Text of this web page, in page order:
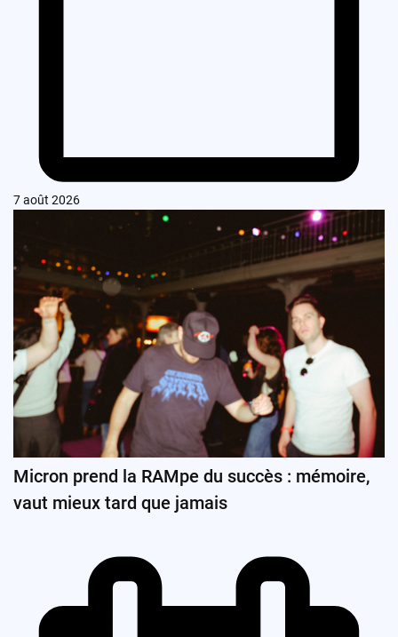
7 août 2026
Micron prend la RAMpe du succès : mémoire,
vaut mieux tard que jamais